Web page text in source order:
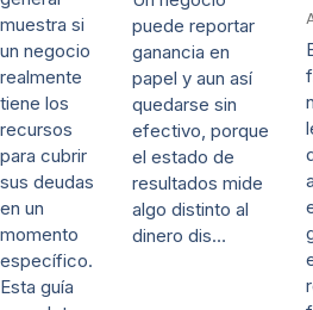
muestra si
un negocio
realmente
tiene los
recursos
para cubrir
sus deudas
en un
momento
específico.
Esta guía
puede reportar
ganancia en
papel y aun así
quedarse sin
efectivo, porque
el estado de
resultados mide
algo distinto al
dinero dis…